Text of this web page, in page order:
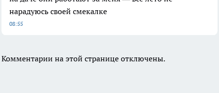
нарадуюсь своей смекалке
08:55
Комментарии на этой странице отключены.